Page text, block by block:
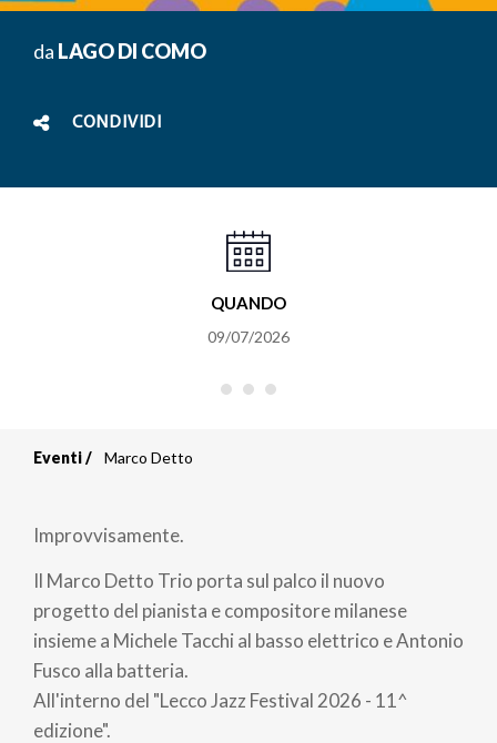
da LAGO DI COMO
CONDIVIDI
QUANDO
09/07/2026
di
pane
Eventi Marco Detto
Improvvisamente.
Il Marco Detto Trio porta sul palco il nuovo
progetto del pianista e compositore milanese
insieme a Michele Tacchi al basso elettrico e Antonio
Fusco alla batteria.
All'interno del "Lecco Jazz Festival 2026 - 11^
edizione".